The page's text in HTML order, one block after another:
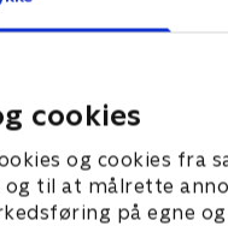
cookies
og cookies fra
og til at målrette
på egne
uenige om alt, men
1. januar 2023 • 21 min